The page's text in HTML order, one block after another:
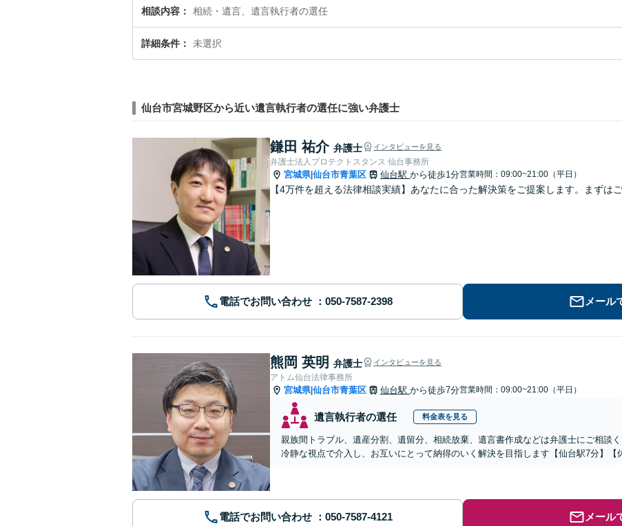
相談内容 相続・遺言、遺言執行者の選任
詳細条件 未選択
仙台市宮城野区から近い遺言執行者の選任に強い弁護士
鎌田 祐介 弁護士 インタビューを見る
弁護士法人プロテクトスタンス 仙台事務所
宮城県|仙台市青葉区 仙台駅 から徒歩1分営業時間：09:00~21:00（平日）
【4万件を超える法律相談実績】あなたに合った解決策をご提案します。まずは
電話でお問い合わせ メール
熊岡 英明 弁護士 インタビューを見る
アトム仙台法律事務所
宮城県|仙台市青葉区 仙台駅 から徒歩7分営業時間：09:00~21:00（平日）
遺言執行者の選任 料金表を見る
親族間トラブル、遺産分割、遺留分、相続放棄、遺言書作成などは弁護士にご相談
冷静な視点で介入し、お互いにとって納得のいく解決を目指します【仙台駅7分】【
電話でお問い合わせ メール